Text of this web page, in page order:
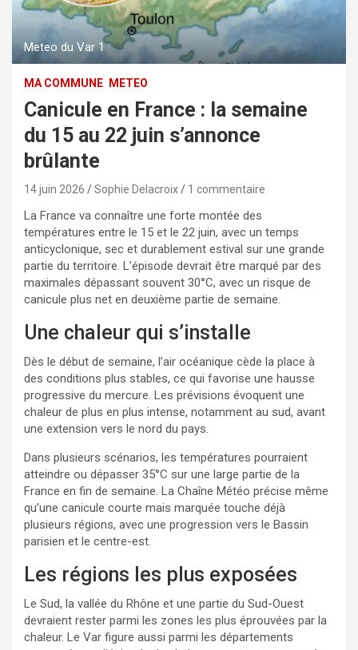
Meteo du Var 1
MA COMMUNE METEO
Canicule en France : la semaine
du 15 au 22 juin s’annonce
brûlante
14 juin 2026 Sophie Delacroix 1 commentaire
La France va connaître une forte montée des
températures entre le 15 et le 22 juin, avec un temps
anticyclonique, sec et durablement estival sur une grande
partie du territoire. L’épisode devrait être marqué par des
maximales dépassant souvent 30°C, avec un risque de
canicule plus net en deuxième partie de semaine.
Une chaleur qui s’installe
Dès le début de semaine, l’air océanique cède la place à
des conditions plus stables, ce qui favorise une hausse
progressive du mercure. Les prévisions évoquent une
chaleur de plus en plus intense, notamment au sud, avant
une extension vers le nord du pays.
Dans plusieurs scénarios, les températures pourraient
atteindre ou dépasser 35°C sur une large partie de la
France en fin de semaine. La Chaîne Météo précise même
qu’une canicule courte mais marquée touche déjà
plusieurs régions, avec une progression vers le Bassin
parisien et le centre-est.
Les régions les plus exposées
Le Sud, la vallée du Rhône et une partie du Sud-Ouest
devraient rester parmi les zones les plus éprouvées par la
chaleur. Le Var figure aussi parmi les départements